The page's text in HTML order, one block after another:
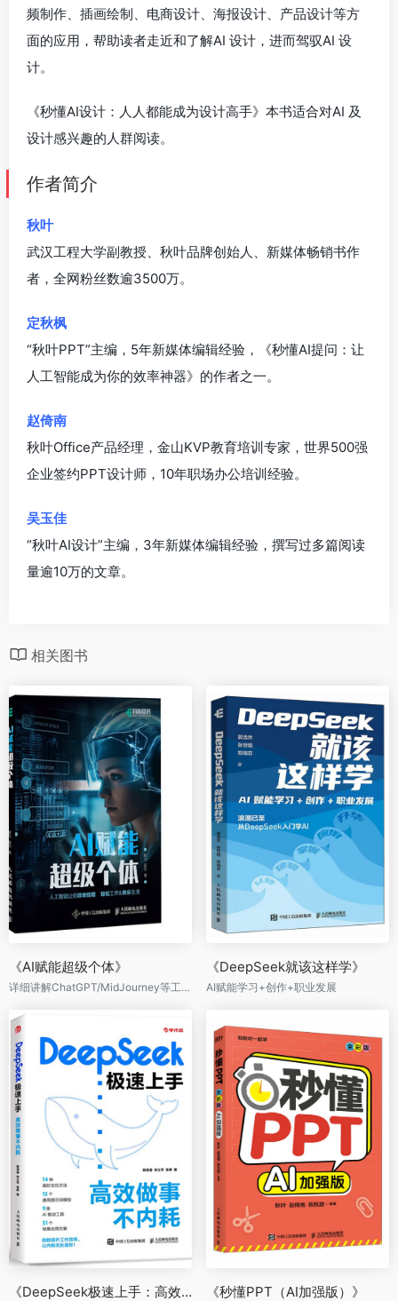
频制作、插画绘制、电商设计、海报设计、产品设计等方
面的应用，帮助读者走近和了解AI 设计，进而驾驭AI 设
计。
《秒懂AI设计：人人都能成为设计高手》本书适合对AI 及
设计感兴趣的人群阅读。
作者简介
秋叶
武汉工程大学副教授、秋叶品牌创始人、新媒体畅销书作
者，全网粉丝数逾3500万。
定秋枫
“秋叶PPT”主编，5年新媒体编辑经验，《秒懂AI提问：让
人工智能成为你的效率神器》的作者之一。
赵倚南
秋叶Office产品经理，金山KVP教育培训专家，世界500强
企业签约PPT设计师，10年职场办公培训经验。
吴玉佳
“秋叶AI设计”主编，3年新媒体编辑经验，撰写过多篇阅读
量逾10万的文章。
相关图书
《AI赋能超级个体》
详细讲解ChatGPT/MidJourney等工具使用方法，精准驾驭AI，为生活工作赋能，成为超级个体。
《DeepSeek就该这样学》
AI赋能学习+创作+职业发展
《DeepSeek极速上手：高效做事不内耗》 《秒懂PPT（AI加强版）》